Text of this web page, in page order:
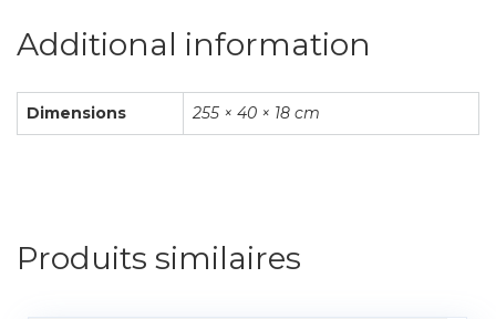
Additional information
Dimensions 255 × 40 × 18 cm
Produits similaires